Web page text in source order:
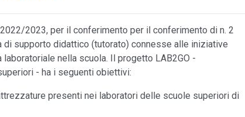
2023, per il conferimento per il conferimento di n. 2
supporto didattico (tutorato) connesse alle iniziative
nella scuola. Il progetto LAB2GO -
- ha i seguenti obiettivi:
presenti nei laboratori delle scuole superiori di